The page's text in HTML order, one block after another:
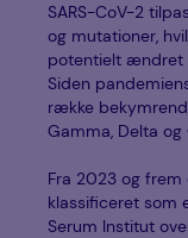
SARS-CoV-2
og mutationer,
potentielt ændret
Siden
række
Gamma, Delta
Fra 2023 og
klassificeret som
Serum Institut